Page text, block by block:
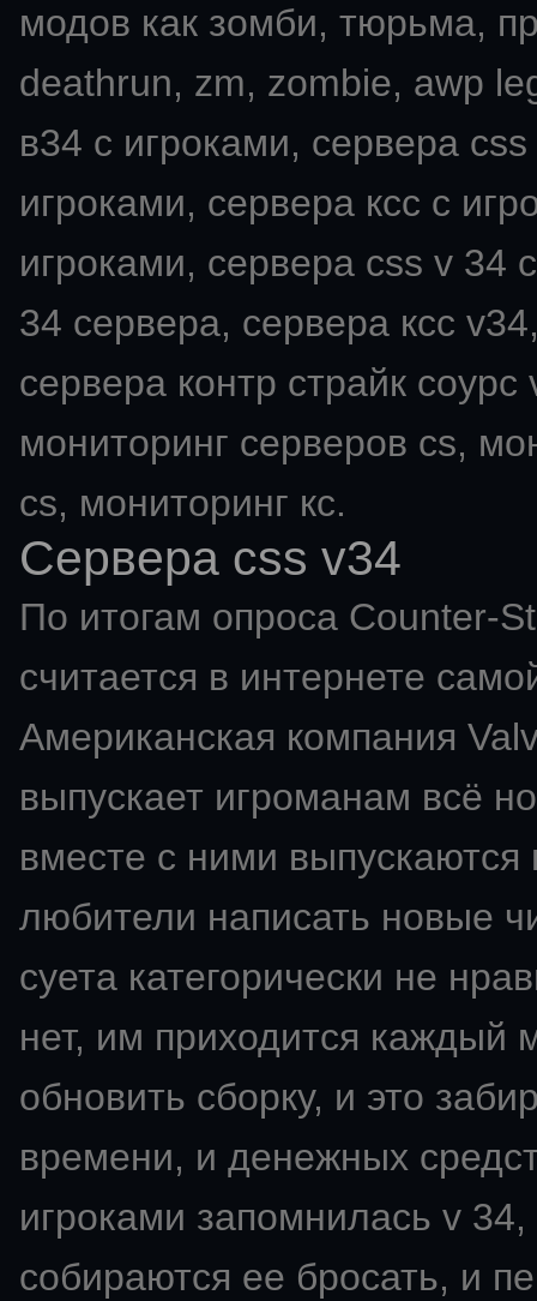
модов как зомби, тюрьма,
deathrun, zm, zombie, awp
в34 с игроками, сервера
игроками, сервера ксс с
игроками, сервера css v 34
34 сервера, сервера ксс
сервера контр страйк
мониторинг серверов cs,
cs, мониторинг кс.
Сервера css v34
По итогам опроса Counter-
считается в интернете
Американская компания
выпускает игроманам всё
вместе с ними
любители написать новые
суета категорически не
нет, им приходится каждый
обновить сборку, и это
времени, и денежных
игроками запомнилась v
собираются ее бросать, и